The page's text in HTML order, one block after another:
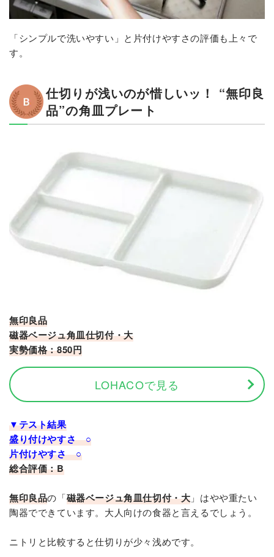
「シンプルで洗いやすい」と片付けやすさの評価も上々で
す。
仕切りが浅いのが惜しいッ！ “無印良
品”の角皿プレート
無印良品
磁器ベージュ角皿仕切付・大
実勢価格：850円
LOHACOで見る
▼テスト結果
盛り付けやすさ ○
片付けやすさ ○
総合評価：B
無印良品の「磁器ベージュ角皿仕切付・大 」はやや重たい
陶器でできています。大人向けの食器と言えるでしょう。
ニトリと比較すると仕切りが少々浅めです。